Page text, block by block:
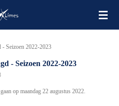
Seizoen 2022-2023
- Seizoen 2022-2023
op maandag 22 augustus 2022.